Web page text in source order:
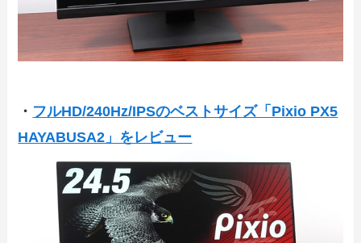
・ フルHD/240Hz/IPSのベストサイズ「Pixio PX5
HAYABUSA2」をレビュー